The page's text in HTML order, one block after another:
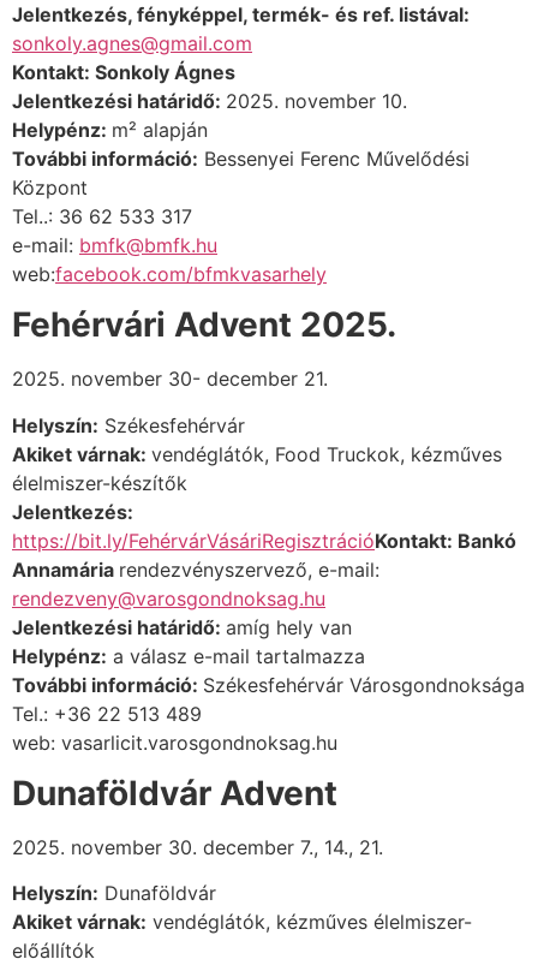
Jelentkezés, fényképpel, termék- és ref. listával:
sonkoly.agnes@gmail.com
Kontakt: Sonkoly Ágnes
Jelentkezési határidő: 2025. november 10.
Helypénz: m² alapján
További információ: Bessenyei Ferenc Művelődési
Központ
Tel..: 36 62 533 317
e-mail: bmfk@bmfk.hu
web:facebook.com/bfmkvasarhely
Fehérvári Advent 2025.
2025. november 30- december 21.
Helyszín: Székesfehérvár
Akiket várnak: vendéglátók, Food Truckok, kézműves
élelmiszer-készítők
Jelentkezés:
https://bit.ly/FehérvárVásáriRegisztrációKontakt: Bankó
Annamária rendezvényszervező, e-mail:
rendezveny@varosgondnoksag.hu
Jelentkezési határidő: amíg hely van
Helypénz: a válasz e-mail tartalmazza
További információ: Székesfehérvár Városgondnoksága
Tel.: +36 22 513 489
web: vasarlicit.varosgondnoksag.hu
Dunaföldvár Advent
2025. november 30. december 7., 14., 21.
Helyszín: Dunaföldvár
Akiket várnak: vendéglátók, kézműves élelmiszer-
előállítók